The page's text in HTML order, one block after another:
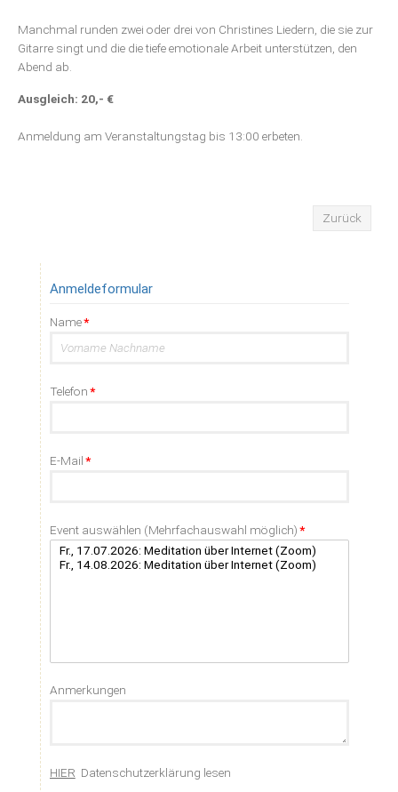
Manchmal runden zwei oder drei von Christines Liedern, die sie zur
Gitarre singt und die die tiefe emotionale Arbeit unterstützen, den
Abend ab.
Ausgleich: 20,- €
Anmeldung am Veranstaltungstag bis 13:00 erbeten.
Zurück
Anmeldeformular
Pflichtfeld
Name*
Pflichtfeld
Telefon*
Pflichtfeld
E-Mail*
Pflichtfeld
Event auswählen (Mehrfachauswahl möglich)*
Anmerkungen
HIER Datenschutzerklärung lesen